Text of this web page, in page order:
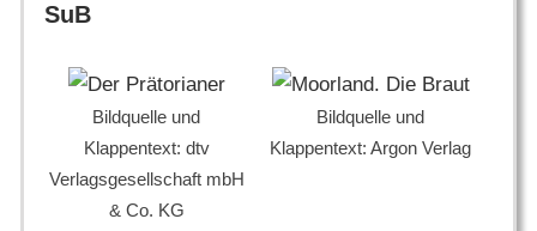
SuB
Bildquelle und
Klappentext: dtv
Verlagsgesellschaft mbH
& Co. KG
Bildquelle und
Klappentext: Argon Verlag